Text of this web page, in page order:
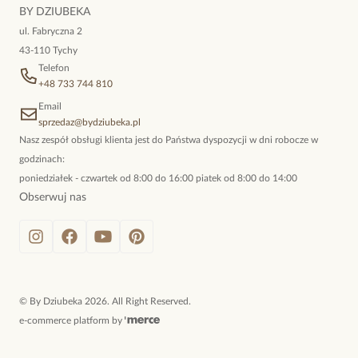
BY DZIUBEKA
ul. Fabryczna 2
43-110 Tychy
Telefon
+48 733 744 810
Email
sprzedaz@bydziubeka.pl
Nasz zespół obsługi klienta jest do Państwa dyspozycji w dni robocze w
godzinach:
poniedziałek - czwartek od 8:00 do 16:00 piatek od 8:00 do 14:00
Obserwuj nas
© By Dziubeka 2026. All Right Reserved.
e-commerce platform by